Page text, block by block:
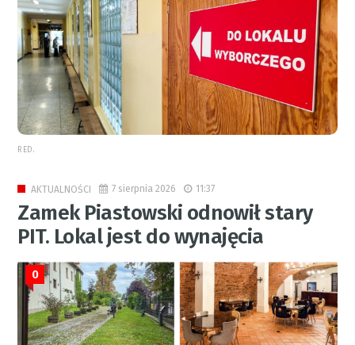
RED.
AKTUALNOŚCI 7 sierpnia 2026 11:37
Zamek Piastowski odnowił stary
PIT. Lokal jest do wynajęcia
0